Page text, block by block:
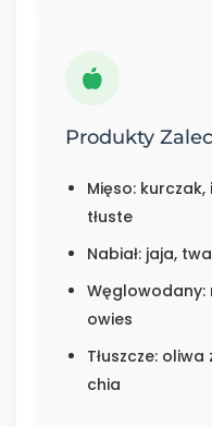
Produkty
Mięso:
tłuste
Nabiał: jaja,
Węglowodany:
owies
Tłuszcze:
chia